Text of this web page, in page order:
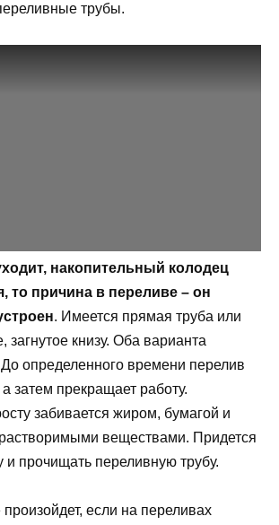
трубы.
накопительный колодец
то причина в переливе – он
. Имеется прямая труба или
загнутое книзу. Оба варианта
определенного времени перелив
затем прекращает работу.
забивается жиром, бумагой и
веществами. Придется
и прочищать переливную трубу.
произойдет, если на переливах